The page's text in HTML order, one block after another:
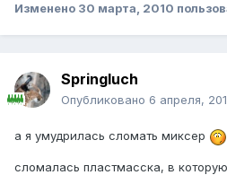
Изменено 30 марта, 2010
Springluch
Опубликовано 6 апреля,
а я умудрилась сломать миксер
сломалась пластмасска, в